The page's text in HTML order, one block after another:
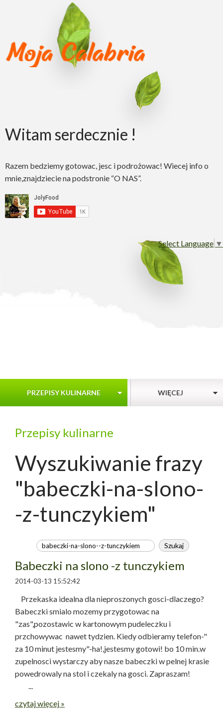
Witam serdecznie !
Razem bedziemy gotowac, jesc i podrożowac! Wiecej info o
mnie,znajdziecie na podstronie “O NAS”.
Select Language ▼
PRZEPISY KULINARNE WIĘCEJ
Przepisy kulinarne
Wyszukiwanie frazy
"babeczki-na-slono-
-z-tunczykiem"
Babeczki na slono -z tunczykiem
2014-03-13 15:52:42
Przekaska idealna dla nieproszonych gosci-dlaczego?
Babeczki smialo mozemy przygotowac na
"zas",pozostawic w kartonowym pudeleczku i
przchowywac nawet tydzien. Kiedy odbieramy telefon-"
za 10 minut jestesmy"-ha!,jestesmy gotowi! bo 10 min.w
zupelnosci wystarczy aby nasze babeczki w pelnej krasie
powedrowaly na stol i czekaly na gosci. Zapraszam!
...
czytaj więcej »